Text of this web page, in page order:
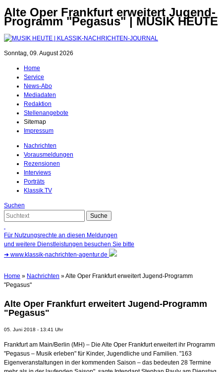
Alte Oper Frankfurt erweitert Jugend-
Programm "Pegasus" | MUSIK HEUTE
Sonntag, 09. August 2026
Home
Service
News-Abo
Mediadaten
Redaktion
Stellenangebote
Sitemap
Impressum
Nachrichten
Vorausmeldungen
Rezensionen
Interviews
Porträts
Klassik.TV
Suchen
Für Nutzungsrechte an diesen Meldungen
und weitere Dienstleistungen besuchen Sie bitte
➜ www.klassik-nachrichten-agentur.de
Home » Nachrichten » Alte Oper Frankfurt erweitert Jugend-Programm
"Pegasus"
Alte Oper Frankfurt erweitert Jugend-Programm
"Pegasus"
05. Juni 2018 - 13:41 Uhr
Frankfurt am Main/Berlin (MH) – Die Alte Oper Frankfurt erweitert ihr Programm
"Pegasus – Musik erleben" für Kinder, Jugendliche und Familien. "163
Eigenveranstaltungen in der kommenden Saison – das bedeuten 28 Termine